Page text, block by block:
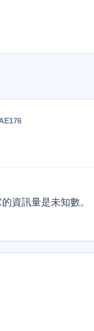
資訊量是未知數。